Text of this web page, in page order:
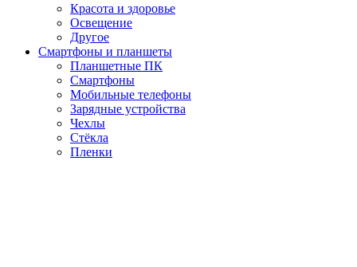
Красота и здоровье
Освещение
Другое
Смартфоны и планшеты
Планшетные ПК
Смартфоны
Мобильные телефоны
Зарядные устройства
Чехлы
Стёкла
Пленки